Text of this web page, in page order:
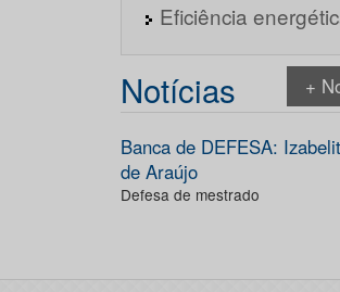
Eficiência
Notícias +
Banca de DEFESA:
de Araújo
Defesa de mestrado